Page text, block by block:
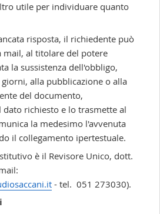
utile per individuare quanto
risposta, il richiedente può
al titolare del potere
la sussistenza dell'obbligo,
alla pubblicazione o alla
del documento,
richiesto e lo trasmette al
la medesimo l'avvenuta
il collegamento ipertestuale.
è il Revisore Unico, dott.
- tel. 051 273030).